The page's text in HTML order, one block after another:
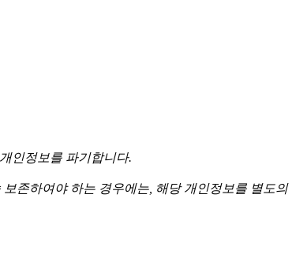
인정보를 파기합니다.
존하여야 하는 경우에는, 해당 개인정보를 별도의